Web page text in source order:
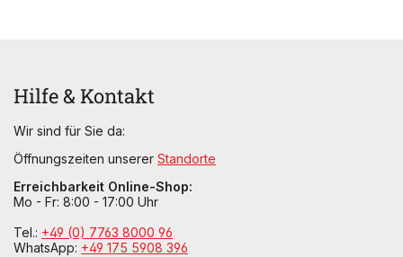
Hilfe & Kontakt
Wir sind für Sie da:
Öffnungszeiten unserer Standorte
Erreichbarkeit Online-Shop:
Mo - Fr: 8:00 - 17:00 Uhr
Tel.: +49 (0) 7763 8000 96
WhatsApp: +49 175 5908 396